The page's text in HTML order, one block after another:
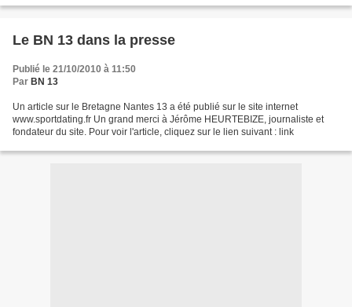
Le BN 13 dans la presse
Publié le 21/10/2010 à 11:50
Par BN 13
Un article sur le Bretagne Nantes 13 a été publié sur le site internet
www.sportdating.fr Un grand merci à Jérôme HEURTEBIZE, journaliste et
fondateur du site. Pour voir l'article, cliquez sur le lien suivant : link